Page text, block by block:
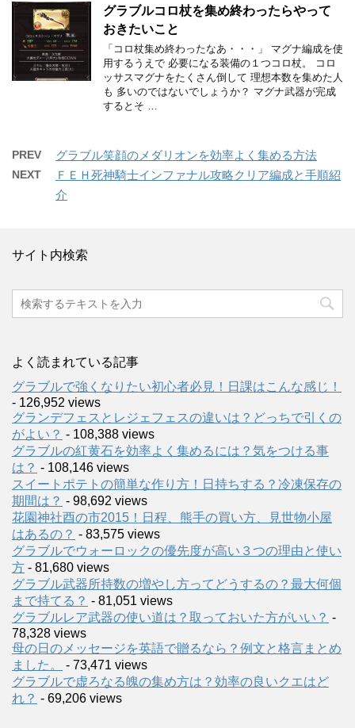
グラブルコロ杖を集め終わったらやって
おきたいこと
「コロ杖集め終わったなあ・・・」 マグナ編成を使
用するうえで 必要になる装備の１つコロ杖。 コロ
ッサスマグナをたくさん倒して 理想本数を集めた人
も 多いのではないでしょうか？ マグナ武器が完成
するとそ …
PREV グラブル笑顔のメダリオンを効率よく集める方法
NEXT
ＦＥＨ死神騎士インファナル攻略クリア編成と手順紹
介
サイト内検索
よく読まれている記事
グラブルで強くなりたい初心者必見！日課はこんな感じ！
- 126,952 views
グランデフェスとレジェフェスの違いは？どっちで引くの
がよい？ - 108,388 views
グラブルの紅黄石を効率よく集めるには？気をつける事
は？ - 108,146 views
スイートポテトの簡単な作り方！日持ちする？冷凍保存の
期間は？ - 98,692 views
花園神社酉の市2015！日程、熊手の買い方、見世物小屋
はあるの？ - 83,575 views
グラブルでウォーロックの優先度が高い３つの理由と使い
方 - 81,680 views
グラブル武器所持数の増やし方ってどうするの？最大何個
まで持てる？ - 81,051 views
グラブルレア武器の使い道は？取っておいた方がいい？ -
78,328 views
母の日のメッセージを英語で贈るなら？例文と格言まとめ
ました。
- 73,471 views
グラブルで虚ろなる魄の集め方は？効率の良いクエはど
れ？ - 69,206 views